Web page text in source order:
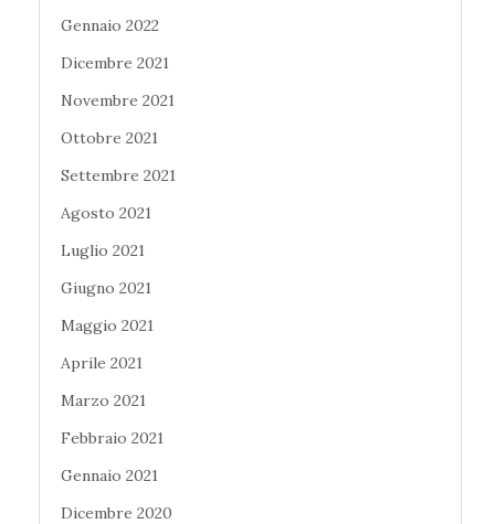
Gennaio 2022
Dicembre 2021
Novembre 2021
Ottobre 2021
Settembre 2021
Agosto 2021
Luglio 2021
Giugno 2021
Maggio 2021
Aprile 2021
Marzo 2021
Febbraio 2021
Gennaio 2021
Dicembre 2020